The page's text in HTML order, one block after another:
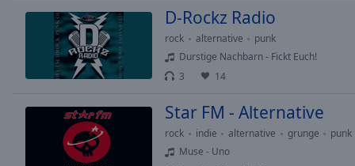
D-Rockz Radio
rock alternative
punk
Durstige Nachbarn - Fickt Euch!
3
14
Star FM - Alternative
rock indie alternative grunge
punk
Muse - Uno